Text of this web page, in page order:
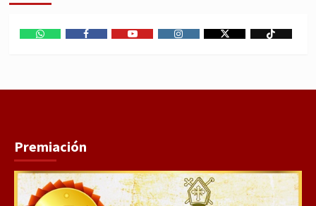
Premiación